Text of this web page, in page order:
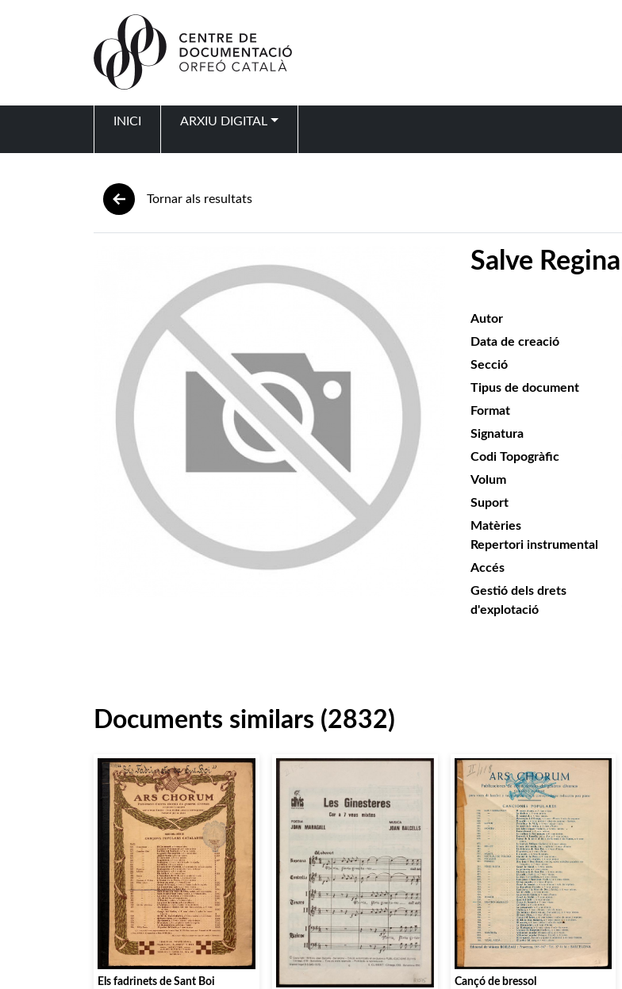
INICI ARXIU DIGITAL
Tornar als resultats
Salve Regina
Autor
Data de creació
Secció
Tipus de document
Format
Signatura
Codi Topogràfic
Volum
Suport
Matèries
Repertori instrumental
Accés
Gestió dels drets
d'explotació
Documents similars (2832)
Els fadrinets de Sant Boi Cançó de bressol